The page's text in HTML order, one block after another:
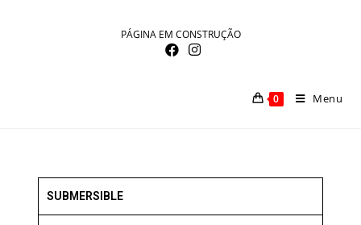
PÁGINA EM CONSTRUÇÃO
0 Menu
SUBMERSIBLE